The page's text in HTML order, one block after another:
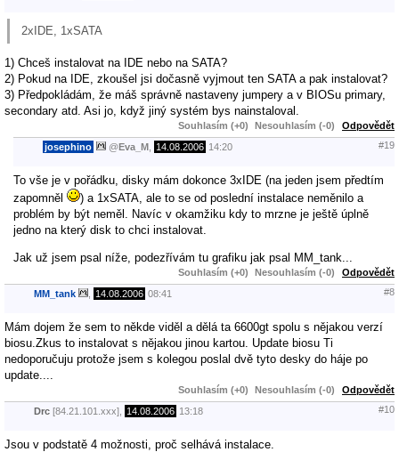
2xIDE, 1xSATA
1) Chceš instalovat na IDE nebo na SATA?
2) Pokud na IDE, zkoušel jsi dočasně vyjmout ten SATA a pak instalovat?
3) Předpokládám, že máš správně nastaveny jumpery a v BIOSu primary,
secondary atd. Asi jo, když jiný systém bys nainstaloval.
Souhlasím (+0) Nesouhlasím (-0) Odpovědět
josephino @Eva_M 14.08.2006 14:20 #19
To vše je v pořádku, disky mám dokonce 3xIDE (na jeden jsem předtím
zapomněl
) a 1xSATA, ale to se od poslední instalace neměnilo a
problém by být neměl. Navíc v okamžiku kdy to mrzne je ještě úplně
jedno na který disk to chci instalovat.
Jak už jsem psal níže, podezřívám tu grafiku jak psal MM_tank...
Souhlasím (+0) Nesouhlasím (-0) Odpovědět
MM_tank 14.08.2006 08:41 #8
Mám dojem že sem to někde viděl a dělá ta 6600gt spolu s nějakou verzí
biosu.Zkus to instalovat s nějakou jinou kartou. Update biosu Ti
nedoporučuju protože jsem s kolegou poslal dvě tyto desky do háje po
update....
Souhlasím (+0) Nesouhlasím (-0) Odpovědět
Drc [84.21.101.xxx], 14.08.2006 13:18 #10
Jsou v podstatě 4 možnosti, proč selhává instalace.